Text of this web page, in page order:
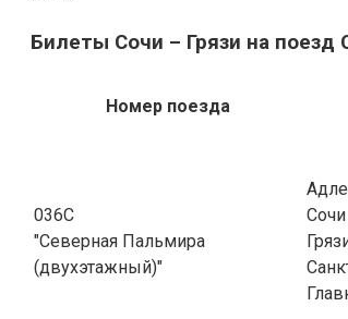
Билеты Сочи – Грязи на поезд
Номер поезда
036С
"Северная Пальмира
(двухэтажный)"
Сочи